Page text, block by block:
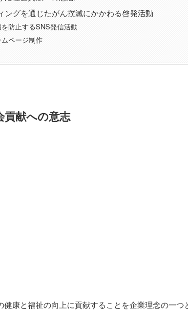
ングを通じたがん撲滅にかかわる啓発活動
防止するSNS発信活動
ページ制作
貢献への意志
康と福祉の向上に貢献することを企業理念の一つ